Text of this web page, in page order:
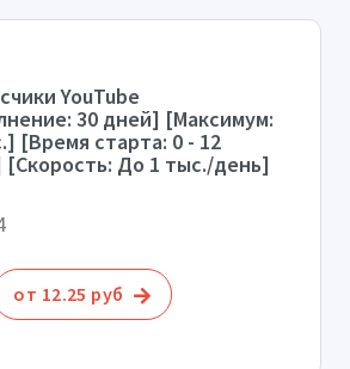
YouTube
30 дней] [Максимум:
[Время старта: 0 - 12
[Скорость: До 1 тыс./день]
от 12.25 руб